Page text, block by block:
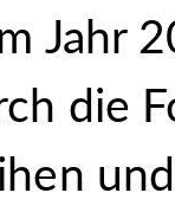
Jahr
die